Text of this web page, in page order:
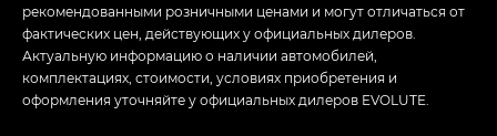
рекомендованными розничными ценами и могут отличаться от
фактических цен, действующих у официальных дилеров.
Актуальную информацию о наличии автомобилей,
комплектациях, стоимости, условиях приобретения и
оформления уточняйте у официальных дилеров EVOLUTE.